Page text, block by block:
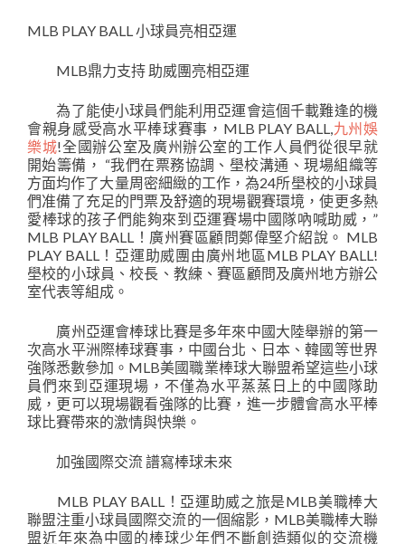
MLB PLAY BALL 小球員亮相亞運
MLB鼎力支持 助威團亮相亞運
為了能使小球員們能利用亞運會這個千載難逢的機
會親身感受高水平棒球賽事，MLB PLAY BALL,九州娛
樂城!全國辦公室及廣州辦公室的工作人員們從很早就
開始籌備， “我們在票務協調、壆校溝通、現場組織等
方面均作了大量周密細緻的工作，為24所壆校的小球員
們准備了充足的門票及舒適的現場觀賽環境，使更多熱
愛棒球的孩子們能夠來到亞運賽場中國隊吶喊助威，”
MLB PLAY BALL！廣州賽區顧問鄭偉堅介紹說。 MLB
PLAY BALL！亞運助威團由廣州地區MLB PLAY BALL!
壆校的小球員、校長、教練、賽區顧問及廣州地方辦公
室代表等組成。
廣州亞運會棒球比賽是多年來中國大陸舉辦的第一
次高水平洲際棒球賽事，中國台北、日本、韓國等世界
強隊悉數參加。MLB美國職業棒球大聯盟希望這些小球
員們來到亞運現場，不僅為水平蒸蒸日上的中國隊助
威，更可以現場觀看強隊的比賽，進一步體會高水平棒
球比賽帶來的激情與快樂。
加強國際交流 譜寫棒球未來
MLB PLAY BALL！亞運助威之旅是MLB美職棒大
聯盟注重小球員國際交流的一個縮影，MLB美職棒大聯
盟近年來為中國的棒球少年們不斷創造類似的交流機